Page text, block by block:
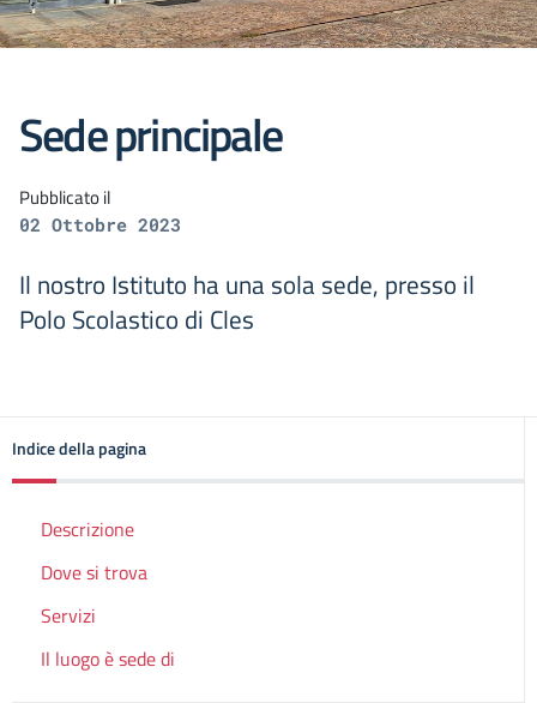
Sede principale
Pubblicato il
02 Ottobre 2023
Il nostro Istituto ha una sola sede, presso il
Polo Scolastico di Cles
Indice della pagina
Descrizione
Dove si trova
Servizi
Il luogo è sede di